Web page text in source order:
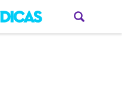
BrasilCaribe EuropaEstados